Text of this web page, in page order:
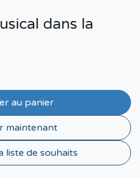
dans la
au panier
maintenant
liste de souhaits